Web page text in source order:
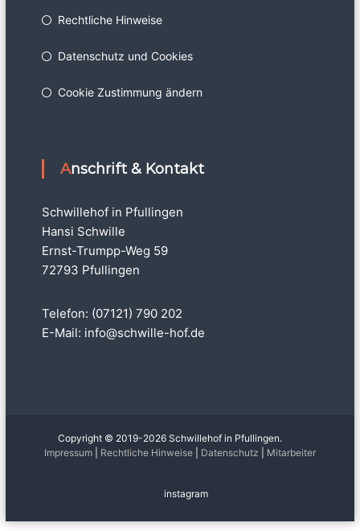
Rechtliche Hinweise
Datenschutz und Cookies
Cookie Zustimmung ändern
Anschrift & Kontakt
Schwillehof in Pfullingen
Hansi Schwille
Ernst-Trumpp-Weg 59
72793 Pfullingen
Telefon: (07121) 790 202
E-Mail: info@schwille-hof.de
Copyright © 2019-2026 Schwillehof in Pfullingen.
Impressum| Rechtliche Hinweise| Datenschutz Mitarbeiter
instagram